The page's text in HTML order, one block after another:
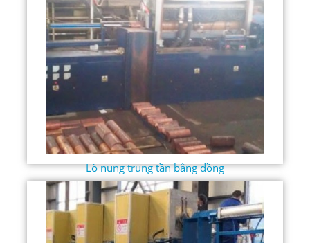
Lò nung trung tần bằng đồng